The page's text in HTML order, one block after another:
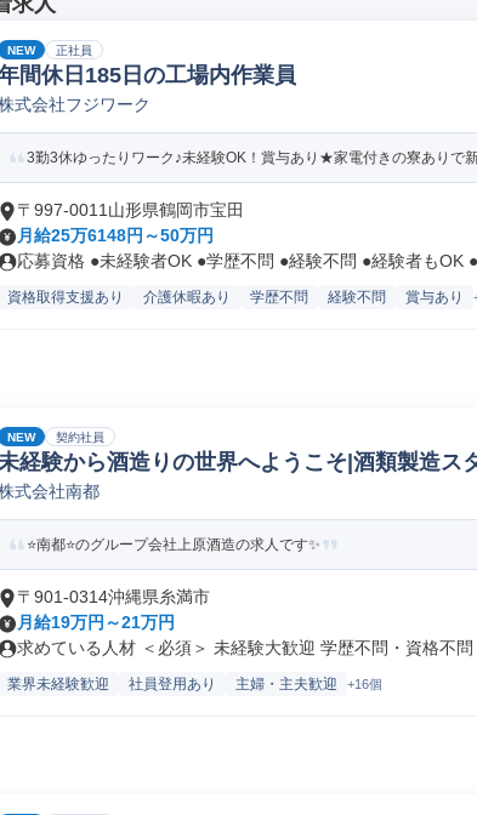
NEW 正社員
間休日185日の工場内作業員
式会社フジワーク
3勤3休ゆったりワーク♪未経験OK！賞与あり★家電付きの寮ありで
〒997-0011山形県鶴岡市宝田
月給25万6148円～50万円
応募資格 ●未経験者OK ●学歴不問 ●経験不問 ●経験者もOK ●
資格取得支援あり 介護休暇あり 学歴不問 経験不問 賞与あり
NEW 契約社員
経験から酒造りの世界へようこそ|酒類製造ス
式会社南都
⭐️南都⭐️のグループ会社上原酒造の求人です✨
〒901-0314沖縄県糸満市
月給19万円～21万円
求めている人材 ＜必須＞ 未経験大歓迎 学歴不問・資格不問
業界未経験歓迎 社員登用あり 主婦・主夫歓迎 +16個